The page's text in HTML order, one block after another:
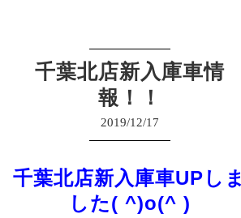
千葉北店新入庫車情
報！！
2019/12/17
千葉北店新入庫車UPしま
した( ^)o(^ )